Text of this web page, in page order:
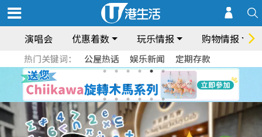
演唱会 优惠着数 玩乐情报 购物情报
热门关键词： 公屋热话 娱乐新闻 定期存款